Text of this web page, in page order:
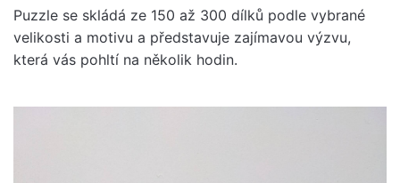
Puzzle se skládá ze 150 až 300 dílků podle vybrané
velikosti a motivu a představuje zajímavou výzvu,
která vás pohltí na několik hodin.